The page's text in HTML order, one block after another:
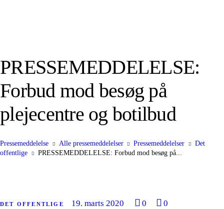
PRESSEMEDDELELSE:
Forbud mod besøg på
plejecentre og botilbud
Pressemeddelelse Alle pressemeddelelser Pressemeddelelser
Det
offentlige
PRESSEMEDDELELSE: Forbud mod besøg på...
DET OFFENTLIGE 19. marts 2020 0
0